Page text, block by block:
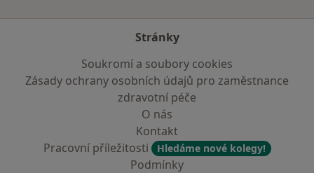
Stránky
Soukromí a soubory cookies
Zásady ochrany osobních údajů pro zaměstnance
zdravotní péče
O nás
Kontakt
Pracovní příležitosti
Hledáme nové kolegy!
Podmínky